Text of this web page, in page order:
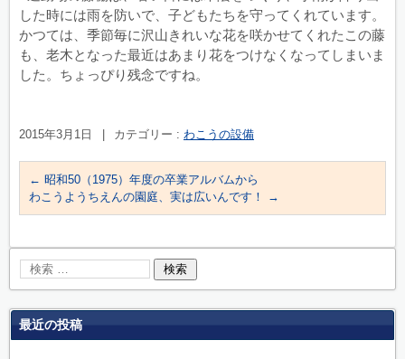
した時には雨を防いで、子どもたちを守ってくれています。
かつては、季節毎に沢山きれいな花を咲かせてくれたこの藤
も、老木となった最近はあまり花をつけなくなってしまいま
した。ちょっぴり残念ですね。
2015年3月1日 カテゴリー : わこうの設備
← 昭和50（1975）年度の卒業アルバムから
わこうようちえんの園庭、実は広いんです！
→
最近の投稿